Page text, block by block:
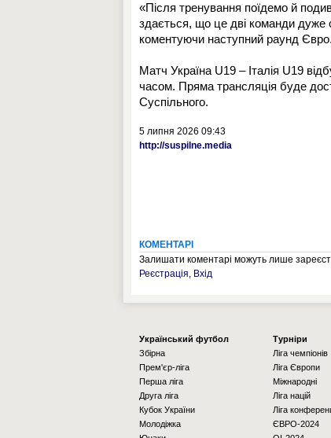
«Після тренування поїдемо й
здається, що це дві команди дуже
коментуючи наступний раунд Євро.
Матч Україна U19 – Італія U19
часом. Пряма трансляція буде
Суспільного.
5 липня 2026 09:43
http://suspilne.media
КОМЕНТАРІ
Залишати коментарі можуть лише
Реєстрація, Вхід
Українcький футбол
Збірна
Прем'єр-ліга
Перша ліга
Друга ліга
Кубок України
Молодіжка
Турніри
Ліга чемпіонів
Ліга Європи
Міжнародні
Ліга націй
Ліга
ЄВРО-2024